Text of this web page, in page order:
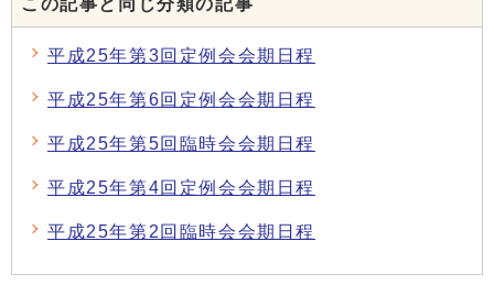
この記事と同じ分類の記事
平成25年第3回定例会会期日程
平成25年第6回定例会会期日程
平成25年第5回臨時会会期日程
平成25年第4回定例会会期日程
平成25年第2回臨時会会期日程